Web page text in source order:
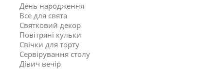
День народження
Все для свята
Святковий декор
Повітряні кульки
Свічки для торту
Сервірування столу
Дівич вечір